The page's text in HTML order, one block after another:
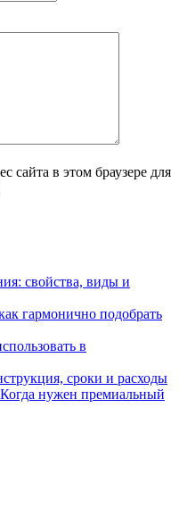
сайта в этом браузере для
свойства, виды и
гармонично подобрать
в
сроки и расходы
нужен премиальный